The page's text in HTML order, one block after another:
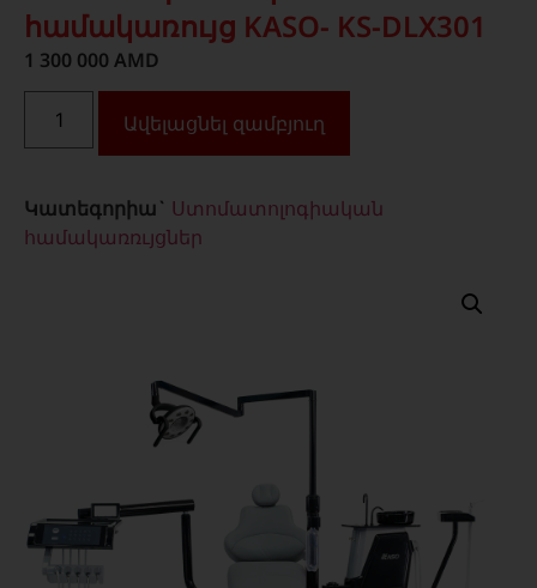
համակառույց KASO- KS-DLX301
1 300 000 AMD
Ավելացնել զամբյուղ
Կատեգորիա` Ստոմատոլոգիական
համակառռւյցներ